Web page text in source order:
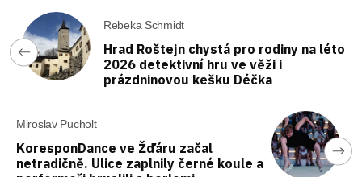
Rebeka Schmidt
Hrad Roštejn chystá pro rodiny na léto
2026 detektivní hru ve věži i
prázdninovou kešku Déčka
Miroslav Pucholt
KoresponDance ve Žďáru začal
netradičně. Ulice zaplnily černé koule a